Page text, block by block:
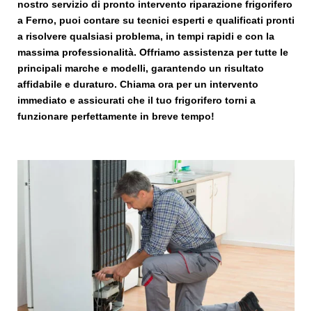
nostro servizio di pronto intervento riparazione frigorifero
a Ferno, puoi contare su tecnici esperti e qualificati pronti
a risolvere qualsiasi problema, in tempi rapidi e con la
massima professionalità. Offriamo assistenza per tutte le
principali marche e modelli, garantendo un risultato
affidabile e duraturo. Chiama ora per un intervento
immediato e assicurati che il tuo frigorifero torni a
funzionare perfettamente in breve tempo!